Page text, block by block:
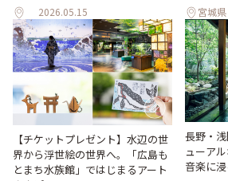
2026.05.15 宮城県
【チケットプレゼント】水辺の世
界から浮世絵の世界へ。「広島も
とまち水族館」ではじまるアート
長野・
ューア
音楽に